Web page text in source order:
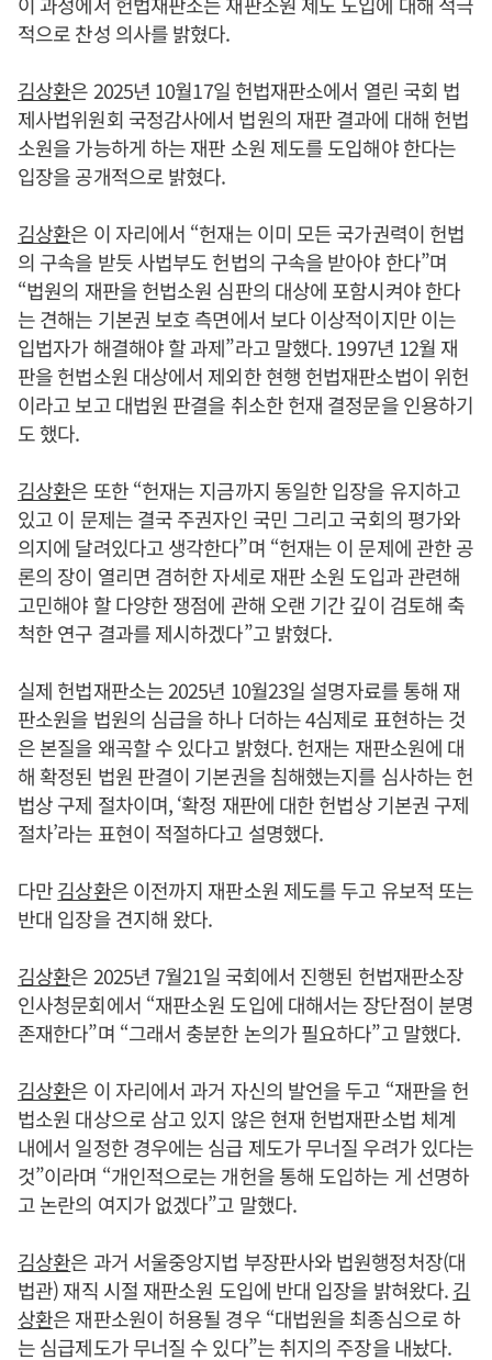
적으로 찬성 의사를 밝혔다.
김상환은 2025년 10월17일 헌법재판소에서 열린 국회 법
제사법위원회 국정감사에서 법원의 재판 결과에 대해 헌법
소원을 가능하게 하는 재판 소원 제도를 도입해야 한다는
입장을 공개적으로 밝혔다.
김상환은 이 자리에서 “헌재는 이미 모든 국가권력이 헌법
의 구속을 받듯 사법부도 헌법의 구속을 받아야 한다”며
“법원의 재판을 헌법소원 심판의 대상에 포함시켜야 한다
는 견해는 기본권 보호 측면에서 보다 이상적이지만 이는
입법자가 해결해야 할 과제”라고 말했다. 1997년 12월 재
판을 헌법소원 대상에서 제외한 현행 헌법재판소법이 위헌
이라고 보고 대법원 판결을 취소한 헌재 결정문을 인용하기
도 했다.
김상환은 또한 “헌재는 지금까지 동일한 입장을 유지하고
있고 이 문제는 결국 주권자인 국민 그리고 국회의 평가와
의지에 달려있다고 생각한다”며 “헌재는 이 문제에 관한 공
론의 장이 열리면 겸허한 자세로 재판 소원 도입과 관련해
고민해야 할 다양한 쟁점에 관해 오랜 기간 깊이 검토해 축
척한 연구 결과를 제시하겠다”고 밝혔다.
실제 헌법재판소는 2025년 10월23일 설명자료를 통해 재
판소원을 법원의 심급을 하나 더하는 4심제로 표현하는 것
은 본질을 왜곡할 수 있다고 밝혔다. 헌재는 재판소원에 대
해 확정된 법원 판결이 기본권을 침해했는지를 심사하는 헌
법상 구제 절차이며, ‘확정 재판에 대한 헌법상 기본권 구제
절차’라는 표현이 적절하다고 설명했다.
다만김상환은 이전까지 재판소원 제도를 두고 유보적 또는
반대 입장을 견지해 왔다.
김상환은 2025년 7월21일 국회에서 진행된 헌법재판소장
인사청문회에서 “재판소원 도입에 대해서는 장단점이 분명
존재한다”며 “그래서 충분한 논의가 필요하다”고 말했다.
김상환은 이 자리에서 과거 자신의 발언을 두고 “재판을 헌
법소원 대상으로 삼고 있지 않은 현재 헌법재판소법 체계
내에서 일정한 경우에는 심급 제도가 무너질 우려가 있다는
것”이라며 “개인적으로는 개헌을 통해 도입하는 게 선명하
고 논란의 여지가 없겠다”고 말했다.
김상환은 과거 서울중앙지법 부장판사와 법원행정처장(대
법관) 재직 시절 재판소원 도입에 반대 입장을 밝혀왔다.김
상환은 재판소원이 허용될 경우 “대법원을 최종심으로 하
는 심급제도가 무너질 수 있다”는 취지의 주장을 내놨다.